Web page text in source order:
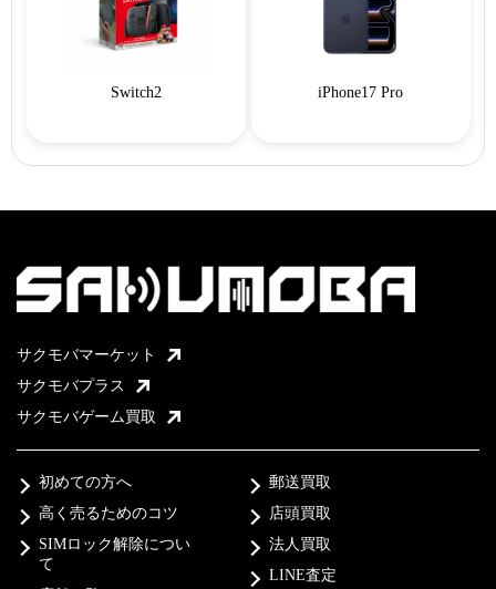
Switch2 iPhone17 Pro
サクモバマーケット
サクモバプラス
サクモバゲーム買取
初めての方へ
高く売るためのコツ
SIMロック解除につい
て
郵送買取
店頭買取
法人買取
LINE査定